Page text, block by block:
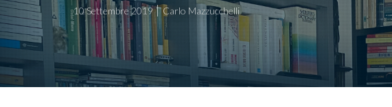
10 Settembre 2019 Carlo Mazzucchelli